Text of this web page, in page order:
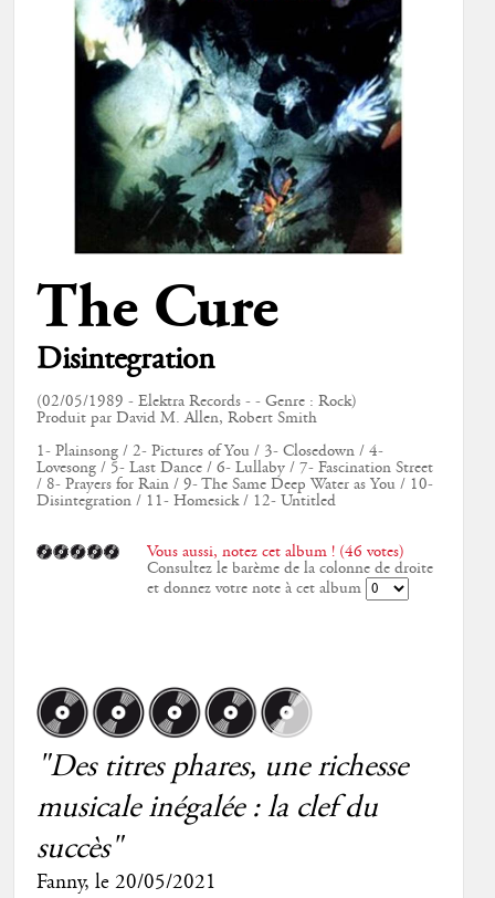
The Cure
Disintegration
(02/05/1989 - Elektra Records - - Genre : Rock)
Produit par David M. Allen, Robert Smith
1- Plainsong / 2- Pictures of You / 3- Closedown / 4-
Lovesong / 5- Last Dance / 6- Lullaby / 7- Fascination Street
/ 8- Prayers for Rain / 9- The Same Deep Water as You / 10-
Disintegration / 11- Homesick / 12- Untitled
Vous aussi, notez cet album ! (46 votes)
Consultez le barème de la colonne de droite
et donnez votre note à cet album
"Des titres phares, une richesse
musicale inégalée : la clef du
succès"
Fanny, le 20/05/2021